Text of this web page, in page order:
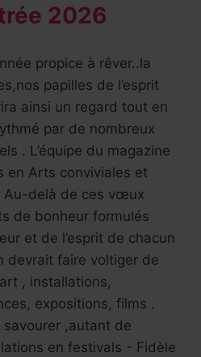
2026
propice à rêver..la
papilles de l’esprit
ainsi un regard tout en
par de nombreux
. L’équipe du magazine
en Arts conviviales et
Au-delà de ces vœux
de bonheur formulés
et de l’esprit de chacun
devrait faire voltiger de
, installations,
expositions, films .
savourer ,autant de
en festivals - Fidèle